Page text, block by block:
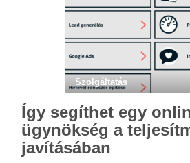
Szolgáltatás
Így segíthet egy
ügynökség a
javításában